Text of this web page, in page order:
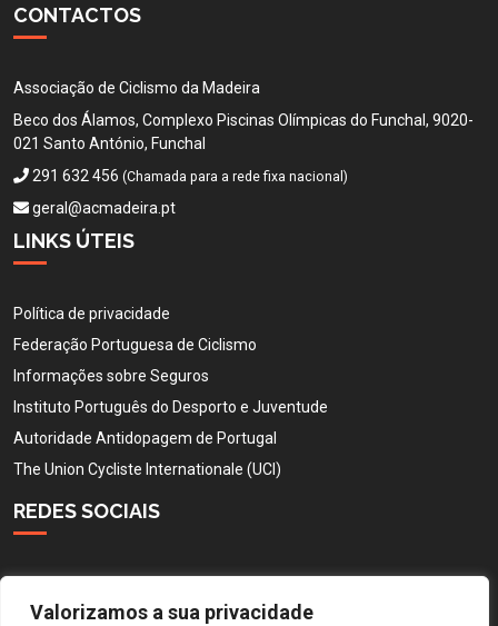
Valorizamos a sua privacidade
CONTACTOS
Associação de Ciclismo da Madeira
Beco dos Álamos, Complexo Piscinas Olímpicas do Funchal, 9020-
021 Santo António, Funchal
291 632 456 (Chamada para a rede fixa nacional)
geral@acmadeira.pt
LINKS ÚTEIS
Política de privacidade
Federação Portuguesa de Ciclismo
Informações sobre Seguros
Instituto Português do Desporto e Juventude
Autoridade Antidopagem de Portugal
The Union Cycliste Internationale (UCI)
REDES SOCIAIS